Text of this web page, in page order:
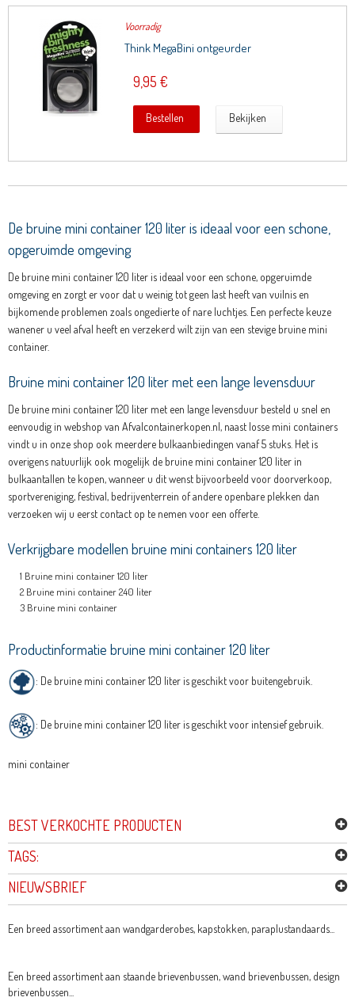
Voorradig
Think MegaBini ontgeurder
9,95 €
Bestellen Bekijken
De bruine mini container 120 liter is ideaal voor een schone,
opgeruimde omgeving
De bruine mini container 120 liter is ideaal voor een schone, opgeruimde
omgeving en zorgt er voor dat u weinig tot geen last heeft van vuilnis en
bijkomende problemen zoals ongedierte of nare luchtjes. Een perfecte keuze
wanener u veel afval heeft en verzekerd wilt zijn van een stevige bruine mini
container.
Bruine mini container 120 liter met een lange levensduur
De bruine mini container 120 liter met een lange levensduur besteld u snel en
eenvoudig in webshop van Afvalcontainerkopen.nl, naast losse mini containers
vindt u in onze shop ook meerdere bulkaanbiedingen vanaf 5 stuks. Het is
overigens natuurlijk ook mogelijk de bruine mini container 120 liter in
bulkaantallen te kopen, wanneer u dit wenst bijvoorbeeld voor doorverkoop,
sportvereniging, festival, bedrijventerrein of andere openbare plekken dan
verzoeken wij u eerst contact op te nemen voor een offerte.
Verkrijgbare modellen bruine mini containers 120 liter
Bruine mini container 120 liter
Bruine mini container 240 liter
Bruine mini container
Productinformatie bruine mini container 120 liter
: De bruine mini container 120 liter is geschikt voor buitengebruik.
: De bruine mini container 120 liter is geschikt voor intensief gebruik.
mini container
BEST VERKOCHTE PRODUCTEN
TAGS:
NIEUWSBRIEF
Een breed assortiment aan wandgarderobes, kapstokken, paraplustandaards...
Een breed assortiment aan staande brievenbussen, wand brievenbussen, design
brievenbussen...